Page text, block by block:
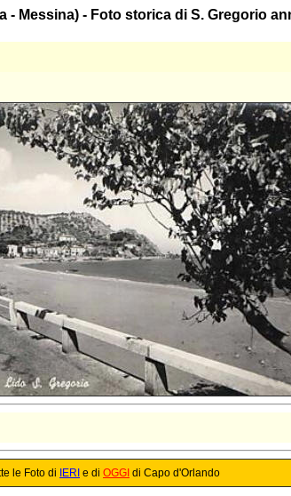
- Messina) - Foto storica di S. Gregorio
le Foto di IERI e di OGGI di Capo d'Orlando